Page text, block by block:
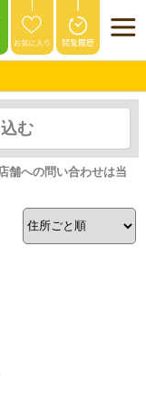
む
舗への問い合わせは当